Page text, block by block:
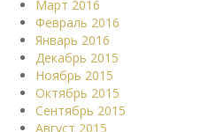
Март 2016
Февраль 2016
Январь 2016
Декабрь 2015
Ноябрь 2015
Октябрь 2015
Сентябрь 2015
Август 2015